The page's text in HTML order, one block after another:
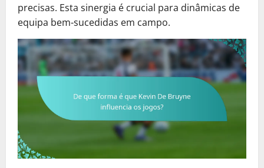
precisas. Esta sinergia é crucial para dinâmicas de
equipa bem-sucedidas em campo.